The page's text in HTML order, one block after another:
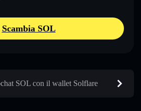
Scambia SOL
SOL con il wallet Solflare